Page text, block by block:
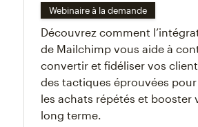
Webinaire à la demande
Découvrez comment
de Mailchimp vous aide à
convertir et fidéliser vos
des tactiques éprouvées
les achats répétés et booster
long terme.